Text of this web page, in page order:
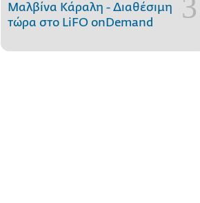
Μαλβίνα Κάραλη - Διαθέσιμη
τώρα στo LiFO onDemand